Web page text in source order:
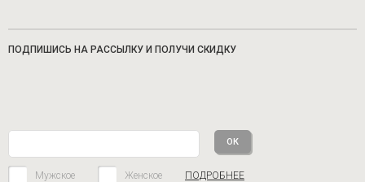
ПОДПИШИСЬ НА РАССЫЛКУ И ПОЛУЧИ СКИДКУ
Мужское Женское ПОДРОБНЕЕ